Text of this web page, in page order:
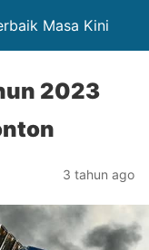
Masa Kini
2023
3 tahun ago